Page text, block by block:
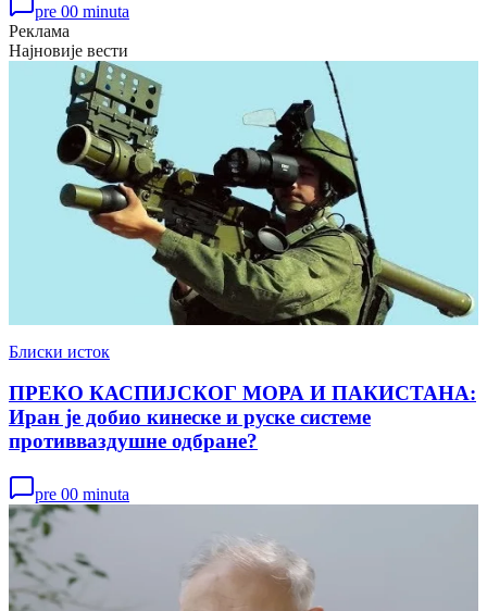
pre 00 minuta
Реклама
Најновије вести
Блиски исток
ПРЕКО КАСПИЈСКОГ МОРА И ПАКИСТАНА:
Иран је добио кинеске и руске системе
противваздушне одбране?
pre 00 minuta